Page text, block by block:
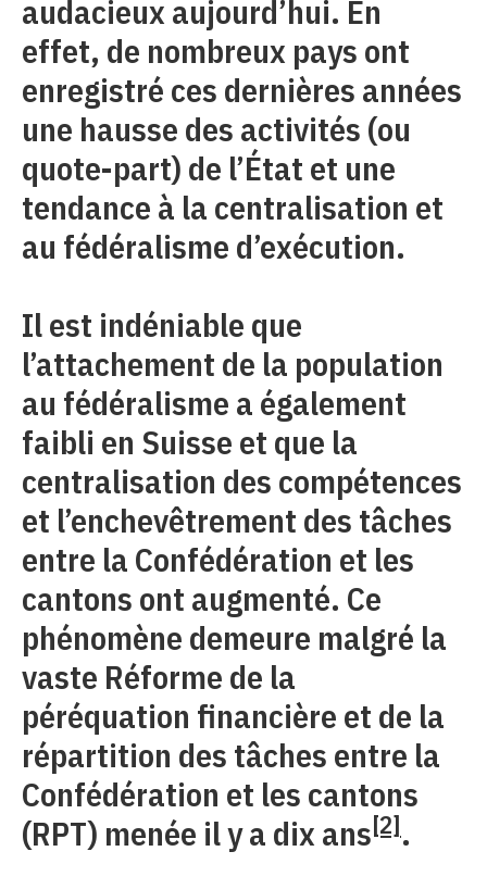
audacieux aujourd’hui. En
effet, de nombreux pays ont
enregistré ces dernières années
une hausse des activités (ou
quote-part) de l’État et une
tendance à la centralisation et
au fédéralisme d’exécution.
Il est indéniable que
l’attachement de la population
au fédéralisme a également
faibli en Suisse et que la
centralisation des compétences
et l’enchevêtrement des tâches
entre la Confédération et les
cantons ont augmenté. Ce
phénomène demeure malgré la
vaste Réforme de la
péréquation financière et de la
répartition des tâches entre la
Confédération et les cantons
(RPT) menée il y a dix ans[2].